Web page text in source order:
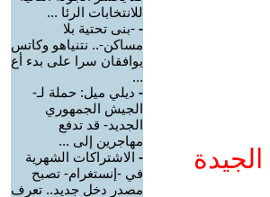
للانتخابات الرئا ...
- -بنى تحتية بلا
مساكن-.. نتنياهو وكاتس
يوافقان سرا على بدء أع
...
- ديلي ميل: حملة لـ-
الجيش الجمهوري
الجديد- قد تدفع
مهاجرين إلى ...
- الاشتراكات الشهرية
في -إنستغرام- تصبح
مصدر دخل جديد.. تعرف